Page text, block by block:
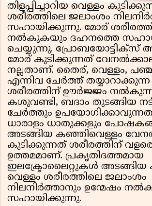
തിളപ്പിച്ചാറിയ വെള്ളം
ശരീരത്തിലെ ജലാംശം
സഹായിക്കുന്നു. മോര്
നൽകുകയും ദഹനത്തെ
ചെയ്യുന്നു. പ്രോബയോട്ടിക്‌സ്
മോര് കുടിക്കുന്നത്
നല്ലതാണ്. തൈര്, വെള്ളം,
എന്നിവ ചേർത്ത് തയ്യാറാക്കുന്ന
ശരീരത്തിന് ഊർജ്ജം
കശുവണ്ടി, ബദാം തുടങ്ങിയ
ചേർത്തും
ധാരാളം ധാതുക്കളും
അടങ്ങിയ കഞ്ഞിവെള്ളം
കുടിക്കുന്നത് ശരീരത്തിന്
ഉത്തമമാണ്. പ്രകൃതിദത്തമായ
ഇലക്ട്രോലൈറ്റുകൾ അടങ്ങിയ
വെള്ളം ശരീരത്തിലെ ജലാംശം
നിലനിർത്താനും ഉന്മേഷം
സഹായിക്കുന്നു.